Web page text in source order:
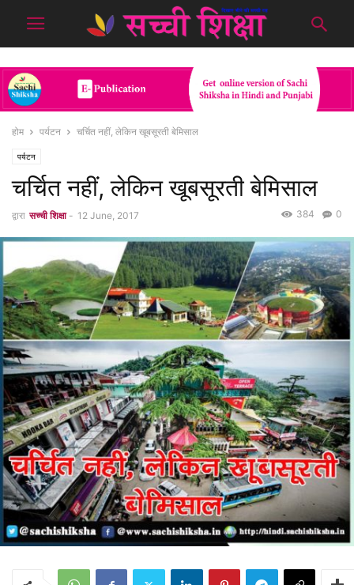
होम पर्यटन चर्चित नहीं, लेकिन खूबसूरती बेमिसाल
पर्यटन
चर्चित नहीं, लेकिन खूबसूरती बेमिसाल
द्वारा सच्ची शिक्षा - 12 June, 2017 0
384